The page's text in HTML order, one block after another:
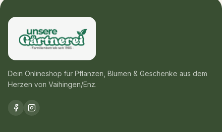
Dein Onlineshop für Pflanzen, Blumen & Geschenke aus dem
Herzen von Vaihingen/Enz.